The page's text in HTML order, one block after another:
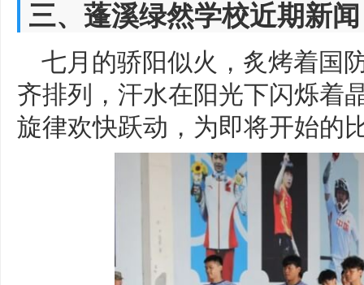
三、蓬溪绿然学校近期新闻
七月的骄阳似火，炙烤着国
齐排列，汗水在阳光下闪烁着
旋律欢快跃动，为即将开始的